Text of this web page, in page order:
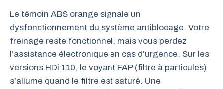
Le témoin ABS orange signale un
dysfonctionnement du système antiblocage. Votre
freinage reste fonctionnel, mais vous perdez
l’assistance électronique en cas d’urgence. Sur les
versions HDi 110, le voyant FAP (filtre à particules)
s’allume quand le filtre est saturé. Une